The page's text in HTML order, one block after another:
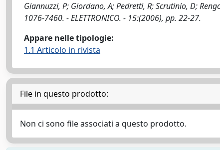
Giannuzzi, P; Giordano, A; Pedretti, R; Scrutinio, D;
1076-7460. - ELETTRONICO. - 15:(2006), pp. 22-27.
Appare nelle tipologie:
1.1 Articolo in rivista
File in questo prodotto:
Non ci sono file associati a questo prodotto.